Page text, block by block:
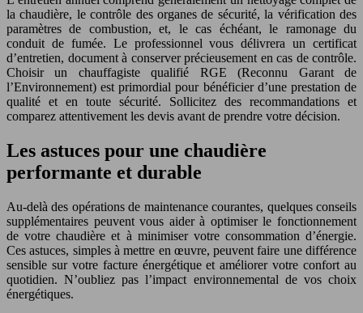
la chaudière, le contrôle des organes de sécurité, la vérification des
paramètres de combustion, et, le cas échéant, le ramonage du
conduit de fumée. Le professionnel vous délivrera un certificat
d’entretien, document à conserver précieusement en cas de contrôle.
Choisir un chauffagiste qualifié RGE (Reconnu Garant de
l’Environnement) est primordial pour bénéficier d’une prestation de
qualité et en toute sécurité. Sollicitez des recommandations et
comparez attentivement les devis avant de prendre votre décision.
Les astuces pour une chaudière
performante et durable
Au-delà des opérations de maintenance courantes, quelques conseils
supplémentaires peuvent vous aider à optimiser le fonctionnement
de votre chaudière et à minimiser votre consommation d’énergie.
Ces astuces, simples à mettre en œuvre, peuvent faire une différence
sensible sur votre facture énergétique et améliorer votre confort au
quotidien. N’oubliez pas l’impact environnemental de vos choix
énergétiques.